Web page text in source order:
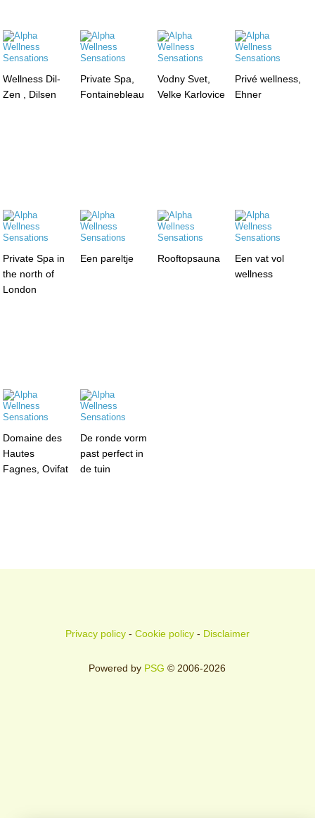
Wellness Dil-
Zen , Dilsen
Private Spa,
Fontainebleau
Vodny Svet,
Velke Karlovice
Privé wellness,
Ehner
Private Spa in
the north of
London
Een pareltje Rooftopsauna
Een vat vol
wellness
Domaine des
Hautes
Fagnes, Ovifat
De ronde vorm
past perfect in
de tuin
Privacy policy- Cookie policy- Disclaimer
Powered by PSG © 2006-2026